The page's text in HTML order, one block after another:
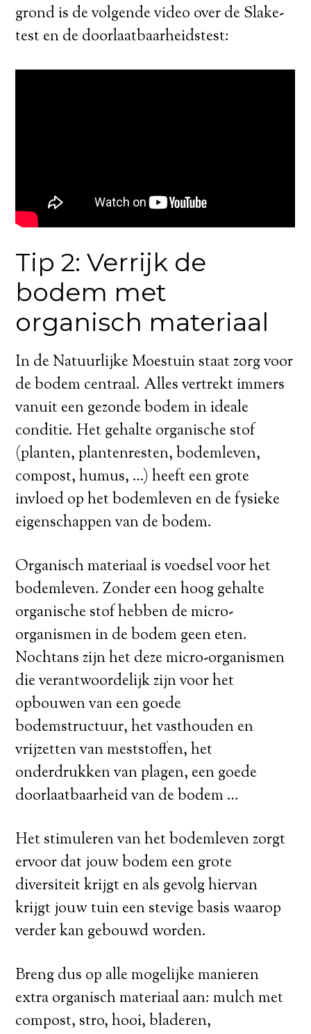
grond is de volgende video over de Slake-
test en de doorlaatbaarheidstest:
Tip 2: Verrijk de
bodem met
organisch materiaal
In de Natuurlijke Moestuin staat zorg voor
de bodem centraal. Alles vertrekt immers
vanuit een gezonde bodem in ideale
conditie. Het gehalte organische stof
(planten, plantenresten, bodemleven,
compost, humus, …) heeft een grote
invloed op het bodemleven en de fysieke
eigenschappen van de bodem.
Organisch materiaal is voedsel voor het
bodemleven. Zonder een hoog gehalte
organische stof hebben de micro-
organismen in de bodem geen eten.
Nochtans zijn het deze micro-organismen
die verantwoordelijk zijn voor het
opbouwen van een goede
bodemstructuur, het vasthouden en
vrijzetten van meststoffen, het
onderdrukken van plagen, een goede
doorlaatbaarheid van de bodem …
Het stimuleren van het bodemleven zorgt
ervoor dat jouw bodem een grote
diversiteit krijgt en als gevolg hiervan
krijgt jouw tuin een stevige basis waarop
verder kan gebouwd worden.
Breng dus op alle mogelijke manieren
extra organisch materiaal aan: mulch met
compost, stro, hooi, bladeren,